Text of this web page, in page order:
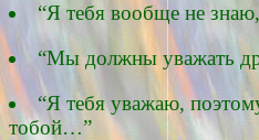
“Я тебя вообще не
“Мы должны уважать
“Я тебя уважаю,
тобой…”